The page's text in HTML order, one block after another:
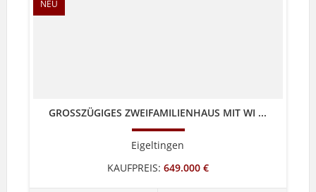
NEU
GROSSZÜGIGES ZWEIFAMILIENHAUS MIT WI ...
Eigeltingen
KAUFPREIS: 649.000 €